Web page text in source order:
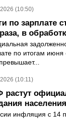
(10:50)
по зарплате
в
по итогам
(10:11)
растут
населения
инфляция с 14